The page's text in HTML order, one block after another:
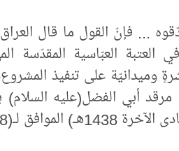
... فإنّ القول ما قال
في العتبة العبّاسية
وميدانيّة على تنفيذ
أبي الفضل(عليه